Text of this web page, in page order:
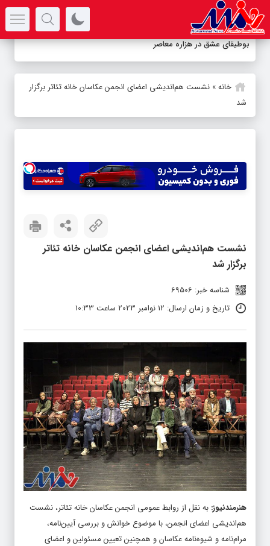
بوطیقای عشق در هزاره معاصر
خانه» نشست هم‌اندیشی اعضای انجمن عکاسان خانه تئاتر برگزار
شد
نشست هم‌اندیشی اعضای انجمن عکاسان خانه تئاتر
برگزار شد
شناسه خبر: 69506
تاریخ و زمان ارسال: 12 نوامبر 2023 ساعت 10:33
هنرمندنیوز: به نقل از روابط عمومی انجمن عکاسان خانه تئاتر، نشست
هم‌اندیشی اعضای انجمن، با موضوع خوانش و بررسی آیین‌نامه،
مرام‌نامه و شیوه‌نامه عکاسان و همچنین تعیین مسئولین و اعضای